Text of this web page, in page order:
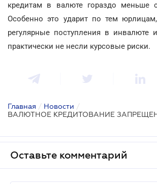
кредитам в валюте гораздо меньше
Особенно это ударит по тем
регулярные поступления в инвалюте
практически не несли курсовые риски.
Главная / Новости /
ВАЛЮТНОЕ КРЕДИТОВАНИЕ
Оставьте комментарий